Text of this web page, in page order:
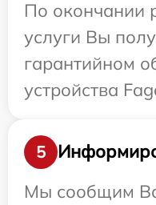
По окончании
услуги Вы
гарантийном
устройства
5
Мы сообщим